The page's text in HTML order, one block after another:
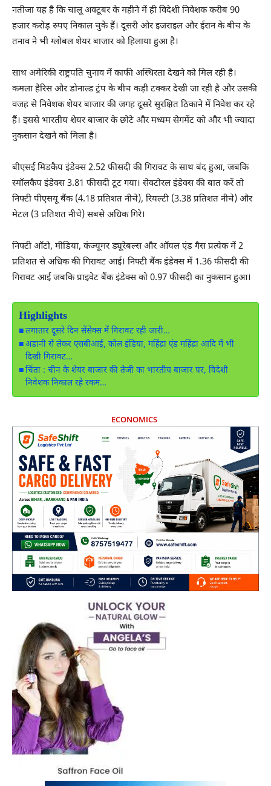
नतीजा यह है कि चालू अक्टूबर के महीने में ही विदेशी निवेशक करीब 90
हजार करोड़ रुपए निकाल चुके हैं। दूसरी ओर इजराइल और ईरान के बीच के
तनाव ने भी ग्लोबल शेयर बाजार को हिलाया हुआ है।
साथ अमेरिकी राष्ट्रपति चुनाव में काफी अस्थिरता देखने को मिल रही है।
कमला हैरिस और डोनाल्ड ट्रंप के बीच कड़ी टक्कर देखी जा रही है और उसकी
वजह से निवेशक शेयर बाजार की जगह दूसरे सुरक्षित ठिकाने में निवेश कर रहे
हैं। इससे भारतीय शेयर बाजार के छोटे और मध्यम सेगमेंट को और भी ज्यादा
नुकसान देखने को मिला है।
बीएसई मिडकैप इंडेक्स 2.52 फीसदी की गिरावट के साथ बंद हुआ, जबकि
स्मॉलकैप इंडेक्स 3.81 फीसदी टूट गया। सेक्टोरल इंडेक्स की बात करें तो
निफ्टी पीएसयू बैंक (4.18 प्रतिशत नीचे), रियल्टी (3.38 प्रतिशत नीचे) और
मेटल (3 प्रतिशत नीचे) सबसे अधिक गिरे।
निफ्टी ऑटो, मीडिया, कंज्यूमर ड्यूरेबल्स और ऑयल एंड गैस प्रत्येक में 2
प्रतिशत से अधिक की गिरावट आई। निफ्टी बैंक इंडेक्स में 1.36 फीसदी की
गिरावट आई जबकि प्राइवेट बैंक इंडेक्स को 0.97 फीसदी का नुकसान हुआ।
Highlights
लगातार दूसरे दिन सेंसेक्स में गिरावट रही जारी…
अडानी से लेकर एसबीआई, कोल इंडिया, महिंद्रा एंड महिंद्रा आदि में भी
दिखी गिरावट…
चिंता : चीन के शेयर बाजार की तेजी का भारतीय बाजार पर, विदेशी
निवेशक निकाल रहे रकम…
ECONOMICS